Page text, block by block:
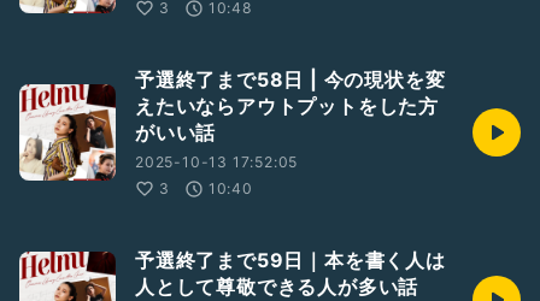
3
10:48
予選終了まで58日 | 今の現状を変
えたいならアウトプットをした方
がいい話
2025-10-13 17:52:05
3
10:40
予選終了まで59日｜本を書く人は
人として尊敬できる人が多い話